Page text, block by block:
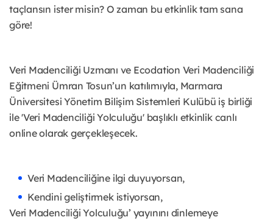
taçlansın ister misin? O zaman bu etkinlik tam sana
göre!
Veri Madenciliği Uzmanı ve Ecodation Veri Madenciliği
Eğitmeni Ümran Tosun’un katılımıyla, Marmara
Üniversitesi Yönetim Bilişim Sistemleri Kulübü iş birliği
ile 'Veri Madenciliği Yolculuğu' başlıklı etkinlik canlı
online olarak gerçekleşecek.
Veri Madenciliğine ilgi duyuyorsan,
Kendini geliştirmek istiyorsan,
Veri Madenciliği Yolculuğu’ yayınını dinlemeye